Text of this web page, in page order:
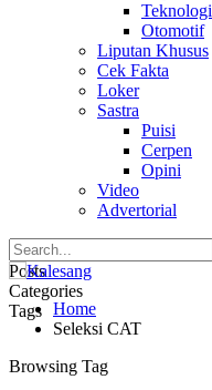
Teknologi
Otomotif
Liputan Khusus
Cek Fakta
Loker
Sastra
Puisi
Cerpen
Opini
Video
Advertorial
Posts
Categories
Tags Home
Seleksi CAT
Browsing Tag